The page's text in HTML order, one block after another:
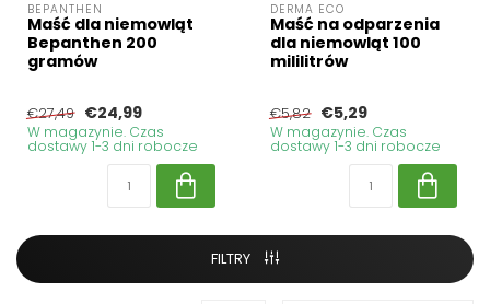
BEPANTHEN
Maść dla niemowląt
Bepanthen 200
gramów
€27,49 €24,99
W magazynie. Czas
dostawy 1-3 dni robocze
DERMA ECO
Maść na odparzenia
dla niemowląt 100
mililitrów
€5,82 €5,29
W magazynie. Czas
dostawy 1-3 dni robocze
FILTRY